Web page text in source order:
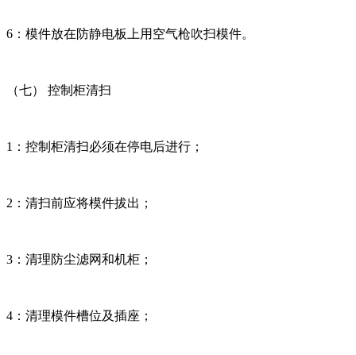
6：模件放在防静电板上用空气枪吹扫模件。
（七） 控制柜清扫
1：控制柜清扫必须在停电后进行；
2：清扫前应将模件拔出；
3：清理防尘滤网和机柜；
4：清理模件槽位及插座；